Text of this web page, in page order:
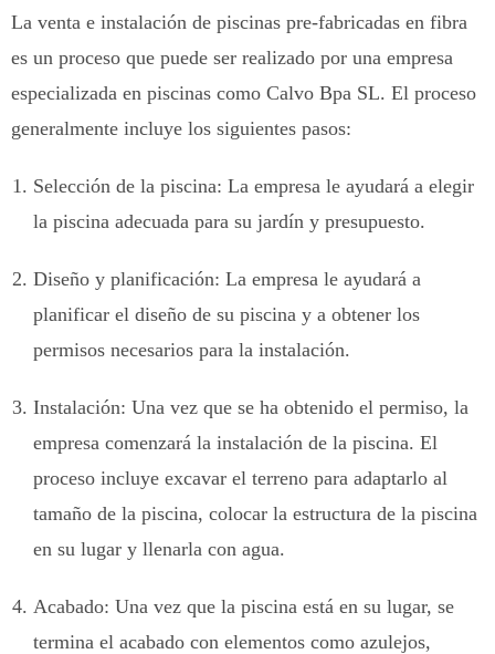
La venta e instalación de piscinas pre-fabricadas en fibra
es un proceso que puede ser realizado por una empresa
especializada en piscinas como Calvo Bpa SL. El proceso
generalmente incluye los siguientes pasos:
Selección de la piscina: La empresa le ayudará a elegir
la piscina adecuada para su jardín y presupuesto.
Diseño y planificación: La empresa le ayudará a
planificar el diseño de su piscina y a obtener los
permisos necesarios para la instalación.
Instalación: Una vez que se ha obtenido el permiso, la
empresa comenzará la instalación de la piscina. El
proceso incluye excavar el terreno para adaptarlo al
tamaño de la piscina, colocar la estructura de la piscina
en su lugar y llenarla con agua.
Acabado: Una vez que la piscina está en su lugar, se
termina el acabado con elementos como azulejos,